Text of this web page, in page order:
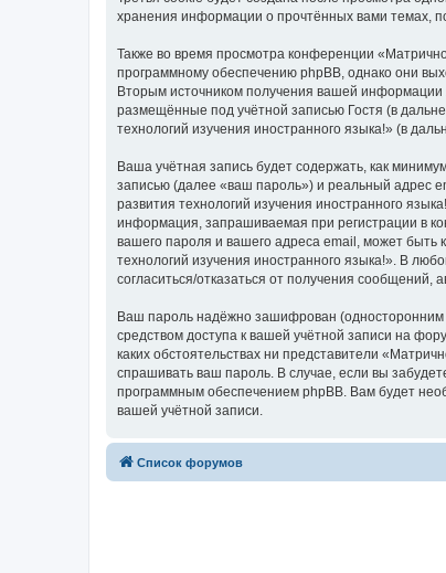
хранения информации о прочтённых вами темах,
Также во время просмотра конференции
программному обеспечению phpBB, однако они
Вторым источником получения вашей
размещённые под учётной записью Гостя (в
технологий изучения иностранного языка!» (в
Ваша учётная запись будет содержать, как
записью (далее «ваш пароль») и реальный адрес
развития технологий изучения иностранного
информация, запрашиваемая при регистрации в
вашего пароля и вашего адреса email, может быть
технологий изучения иностранного языка!». В
согласиться/отказаться от получения
Ваш пароль надёжно зашифрован (односторонним
средством доступа к вашей учётной записи на
каких обстоятельствах ни представители
спрашивать ваш пароль. В случае, если вы
программным обеспечением phpBB. Вам будет
вашей учётной записи.
Список форумов